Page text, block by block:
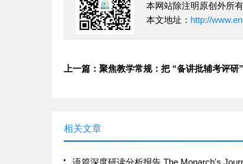
本网站除注明原创外所
本文地址： http://
相关文章